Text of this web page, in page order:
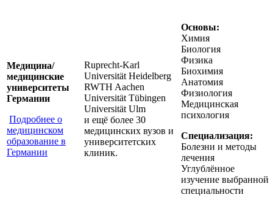
Медицина/
медицинские
университеты
Германии
Подробнее о
медицинском
образование в
Германии
Ruprecht-Karl
Universität Heidelberg
RWTH Aachen
Universität Tübingen
Universität Ulm
и ещё более 30
медицинских вузов и
университетских
клиник.
Основы:
Химия
Биология
Физика
Биохимия
Анатомия
Физиология
Медицинская
психология
Специализация:
Болезни и методы
лечения
Углублённое
изучение выбранной
специальности